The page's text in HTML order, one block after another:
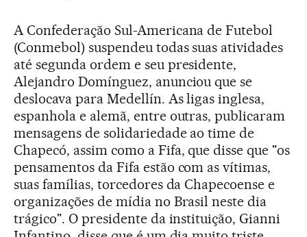
A Confederação Sul-Americana de Futebol
(Conmebol) suspendeu todas suas atividades
até segunda ordem e seu presidente,
Alejandro Domínguez, anunciou que se
deslocava para Medellín. As ligas inglesa,
espanhola e alemã, entre outras, publicaram
mensagens de solidariedade ao time de
Chapecó, assim como a Fifa, que disse que "os
pensamentos da Fifa estão com as vítimas,
suas famílias, torcedores da Chapecoense e
organizações de mídia no Brasil neste dia
trágico". O presidente da instituição, Gianni